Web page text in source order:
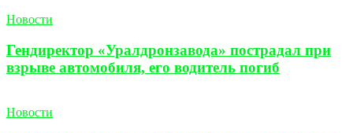
Новости
Гендиректор «Уралдронзавода» пострадал при
взрыве автомобиля, его водитель погиб
Новости